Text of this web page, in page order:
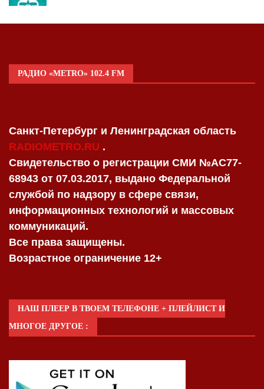
РАДИО «METRO» 102.4 FM
Санкт-Петербург и Ленинградская область
RADIOMETRO.RU .
Свидетельство о регистрации СМИ №AC77-
68943 от 07.03.2017, выдано Федеральной
службой по надзору в сфере связи,
информационных технологий и массовых
коммуникаций.
Все права защищены.
Возрастное ограничение 12+
НАШ ПЛЕЕР В ТВОЕМ ТЕЛЕФОНЕ + ПЛЕЙЛИСТ И
МНОГОЕ ДРУГОЕ :